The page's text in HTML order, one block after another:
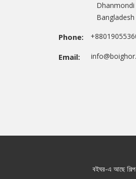
Bangladesh
Phone:
Email:
বইঘর-এ আছে